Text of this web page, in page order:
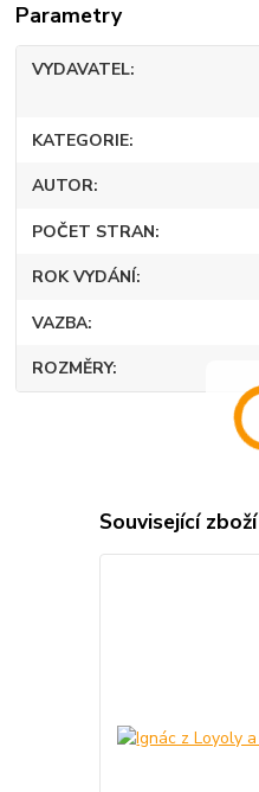
Parametry
VYDAVATEL
KATEGORIE
AUTOR
POČET STRAN
ROK VYDÁNÍ
VAZBA
ROZMĚRY
Související zboží